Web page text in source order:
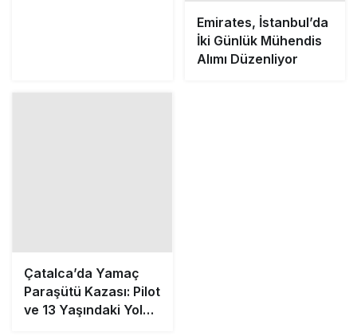
# CHINA SOUTHERN